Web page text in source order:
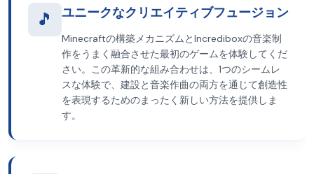
🎵 ユニークなクリエイティブフュージョン
Minecraftの構築メカニズムとIncrediboxの音楽制
作をうまく融合させた最初のゲームを体験してくだ
さい。この革新的な組み合わせは、1つのシームレ
スな体験で、建設と音楽作曲の両方を通じて創造性
を表現するためのまったく新しい方法を提供しま
す。